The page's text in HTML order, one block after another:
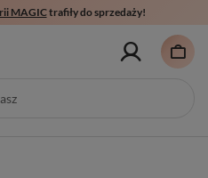
MAGICtrafiły do sprzedaży!